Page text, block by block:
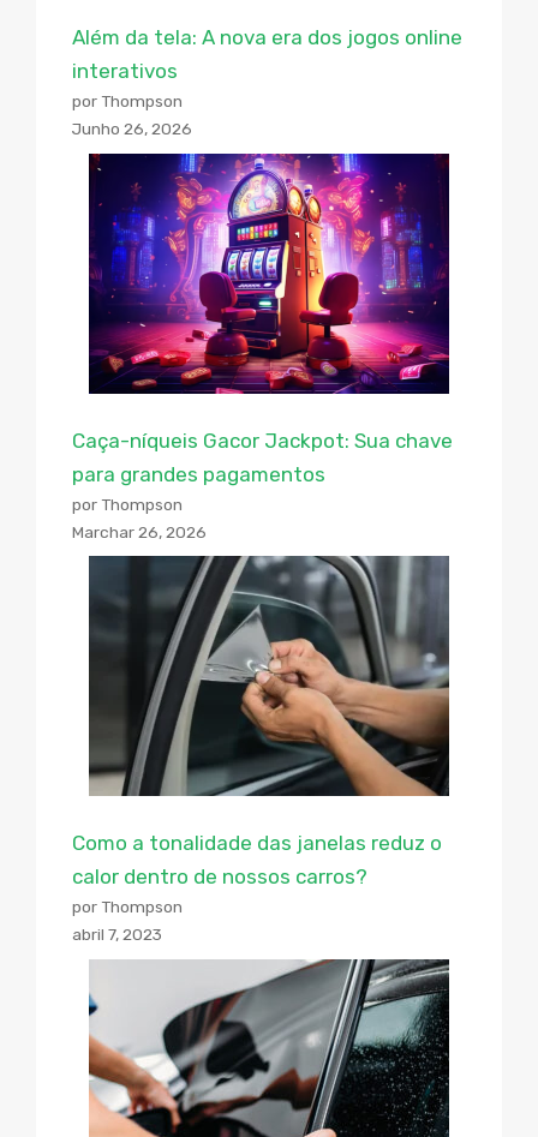
Além da tela: A nova era dos jogos online
interativos
por Thompson
Junho 26, 2026
Caça-níqueis Gacor Jackpot: Sua chave
para grandes pagamentos
por Thompson
Marchar 26, 2026
Como a tonalidade das janelas reduz o
calor dentro de nossos carros?
por Thompson
abril 7, 2023